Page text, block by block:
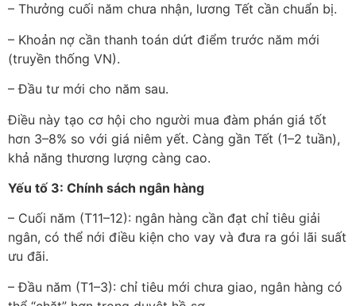
– Thưởng cuối năm chưa nhận, lương Tết cần chuẩn bị.
– Khoản nợ cần thanh toán dứt điểm trước năm mới
(truyền thống VN).
– Đầu tư mới cho năm sau.
Điều này tạo cơ hội cho người mua đàm phán giá tốt
hơn 3–8% so với giá niêm yết. Càng gần Tết (1–2 tuần),
khả năng thương lượng càng cao.
Yếu tố 3: Chính sách ngân hàng
– Cuối năm (T11–12): ngân hàng cần đạt chỉ tiêu giải
ngân, có thể nới điều kiện cho vay và đưa ra gói lãi suất
ưu đãi.
– Đầu năm (T1–3): chỉ tiêu mới chưa giao, ngân hàng có